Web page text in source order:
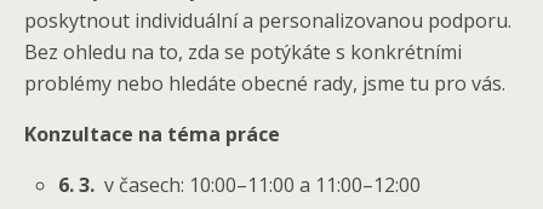
poskytnout individuální a personalizovanou podporu.
Bez ohledu na to, zda se potýkáte s konkrétními
problémy nebo hledáte obecné rady, jsme tu pro vás.
Konzultace na téma práce
6. 3. v časech: 10:00–11:00 a 11:00–12:00